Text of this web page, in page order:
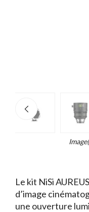
Le kit NiSi
d’image
une ouverture